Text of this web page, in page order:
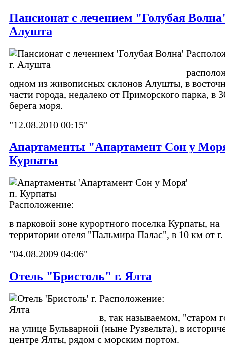
Пансионат с лечением "Голубая
Алушта
одном из живописных склонов Алушты, в
части города, недалеко от Приморского парка, в
берега моря.
"12.08.2010 00:15"
Апартаменты "Апартамент Сон у
Курпаты
Расположение:
в парковой зоне курортного поселка Курпаты, на
территории отеля "Пальмира Палас", в 10 км от г.
"04.08.2009 04:06"
Отель "Бристоль" г. Ялта
Расположение:
в, так называемом, "старом
на улице Бульварной (ныне Рузвельта), в
центре Ялты, рядом с морским портом.